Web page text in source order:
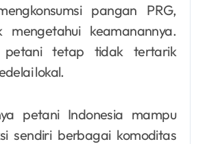
pangan PRG,
mengetahui keamanannya.
petani tetap tidak tertarik
lokal.
petani Indonesia mampu
sendiri berbagai komoditas